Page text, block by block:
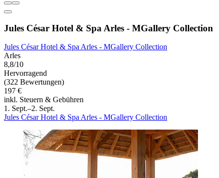
Jules César Hotel & Spa Arles - MGallery Collection
Jules César Hotel & Spa Arles - MGallery Collection
Arles
8,8/10
Hervorragend
(322 Bewertungen)
197 €
inkl. Steuern & Gebühren
1. Sept.–2. Sept.
Jules César Hotel & Spa Arles - MGallery Collection